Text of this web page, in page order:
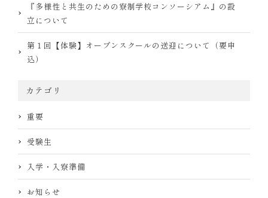
『多様性と共生のための寮制学校コンソーシアム』の設
立について
第１回【体験】オープンスクールの送迎について（要申
込）
カテゴリ
重要
受験生
入学・入寮準備
お知らせ